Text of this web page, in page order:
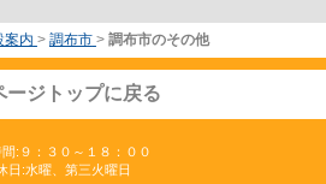
案内 > 調布市 > 調布市のその他
ージトップに戻る
:９：３０～１８：００
日:水曜、第三火曜日